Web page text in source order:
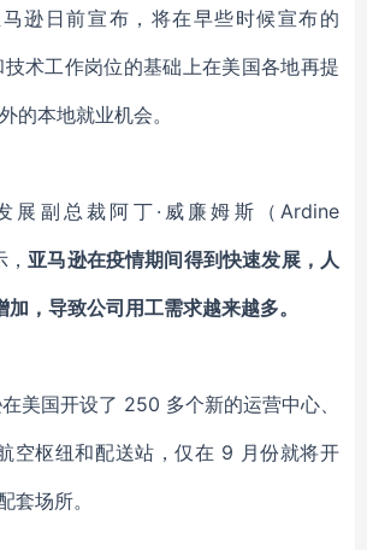
逊日前宣布，将在早些时候宣布的
术工作岗位的基础上在美国各地再提
的本地就业机会。
展副总裁阿丁·威廉姆斯（Ardine
，亚马逊在疫情期间得到快速发展，人
，导致公司用工需求越来越多。
美国开设了 250 多个新的运营中心、
空枢纽和配送站，仅在 9 月份就将开
套场所。